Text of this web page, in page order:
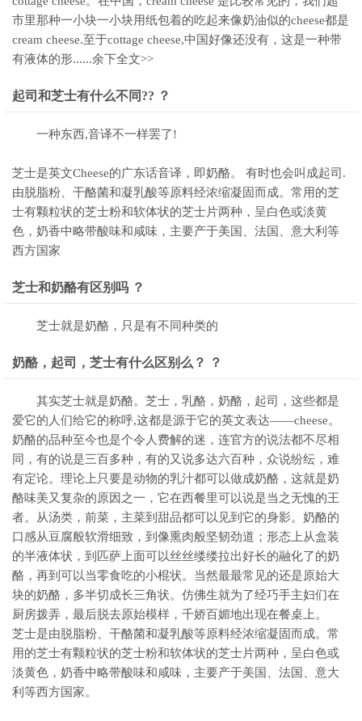
市里那种一小块一小块用纸包着的吃起来像奶油似的cheese都是
cream cheese.至于cottage cheese,中国好像还没有，这是一种带
有液体的形......余下全文>>
起司和芝士有什么不同?? ？
一种东西,音译不一样罢了!
芝士是英文Cheese的广东话音译，即奶酪。 有时也会叫成起司.
由脱脂粉、干酪菌和凝乳酸等原料经浓缩凝固而成。常用的芝
士有颗粒状的芝士粉和软体状的芝士片两种，呈白色或淡黄
色，奶香中略带酸味和咸味，主要产于美国、法国、意大利等
西方国家
芝士和奶酪有区别吗 ？
芝士就是奶酪，只是有不同种类的
奶酪，起司，芝士有什么区别么？ ？
其实芝士就是奶酪。芝士，乳酪，奶酪，起司，这些都是
爱它的人们给它的称呼,这都是源于它的英文表达——cheese。
奶酪的品种至今也是个令人费解的迷，连官方的说法都不尽相
同，有的说是三百多种，有的又说多达六百种，众说纷纭，难
有定论。理论上只要是动物的乳汁都可以做成奶酪，这就是奶
酪味美又复杂的原因之一，它在西餐里可以说是当之无愧的王
者。从汤类，前菜，主菜到甜品都可以见到它的身影。奶酪的
口感从豆腐般软滑细致，到像熏肉般坚韧劲道；形态上从盒装
的半液体状，到匹萨上面可以丝丝缕缕拉出好长的融化了的奶
酪，再到可以当零食吃的小棍状。当然最最常见的还是原始大
块的奶酪，多半切成长三角状。仿佛生就为了经巧手主妇们在
厨房拨弄，最后脱去原始模样，千娇百媚地出现在餐桌上。
芝士是由脱脂粉、干酪菌和凝乳酸等原料经浓缩凝固而成。常
用的芝士有颗粒状的芝士粉和软体状的芝士片两种，呈白色或
淡黄色，奶香中略带酸味和咸味，主要产于美国、法国、意大
利等西方国家。